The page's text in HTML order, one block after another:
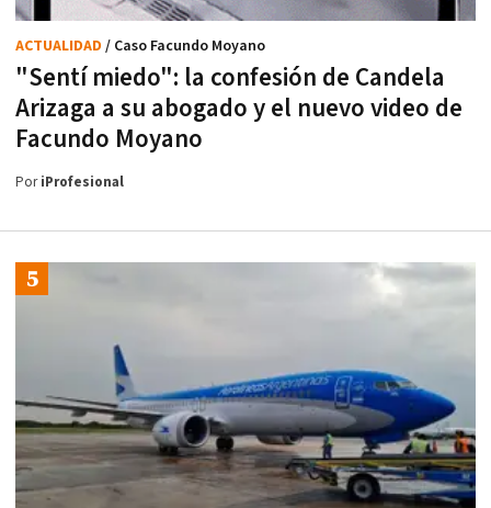
"Sentí miedo": la confesión de Candela
Arizaga a su abogado y el nuevo video de
Facundo Moyano
ACTUALIDAD / Caso Facundo Moyano
PoriProfesional